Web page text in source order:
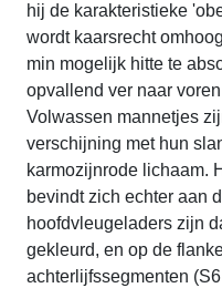
hij de karakteristieke
wordt kaarsrecht
min mogelijk hitte te
opvallend ver naar
Volwassen mannetjes
verschijning met hun
karmozijnrode lichaam.
bevindt zich echter aan
hoofdvleugeladers zijn
gekleurd, en op de
achterlijfssegmenten